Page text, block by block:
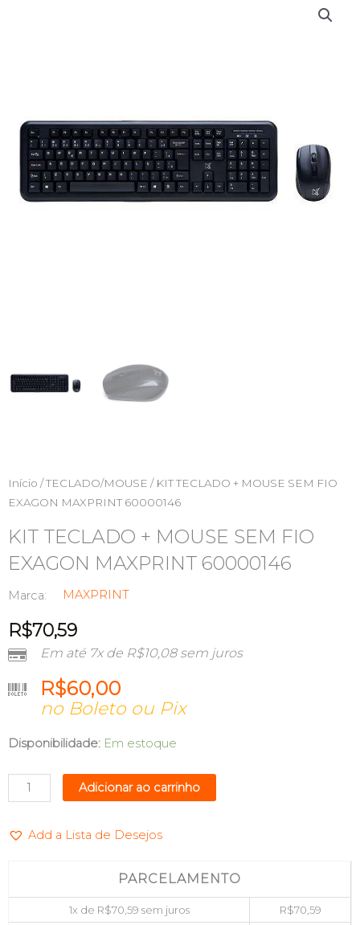
Início /TECLADO/MOUSE / KIT TECLADO + MOUSE SEM FIO
EXAGON MAXPRINT 60000146
KIT TECLADO + MOUSE SEM FIO
EXAGON MAXPRINT 60000146
Marca: MAXPRINT
R$70,59
Em até 7x de R$10,08sem juros
R$60,00
no Boleto ou Pix
Disponibilidade: Em estoque
KIT
MOUSE
FIO
60000146
quantidade
Adicionar ao carrinho
Add a Lista de Desejos
PARCELAMENTO
1x de R$70,59 sem juros R$70,59